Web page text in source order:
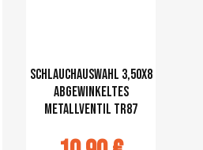
Schlauchauswahl 3,50x8
abgewinkeltes
Metallventil TR87